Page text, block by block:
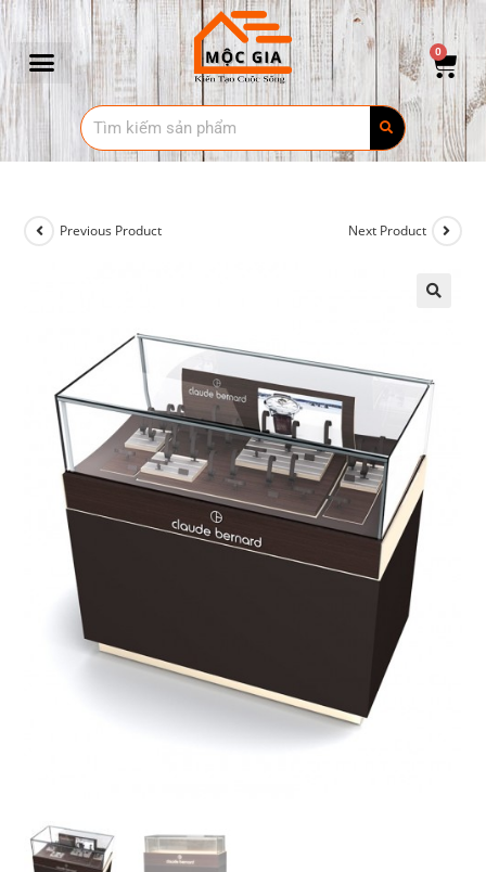
0
Previous Product Next Product